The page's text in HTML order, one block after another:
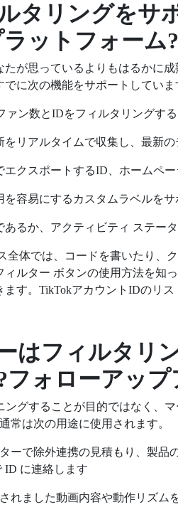
タリングをサ
ットフォーム?
たが思っているよりもはるかに
に次の機能をサポートしていま
ァン数とIDをフィルタリングす
リアルタイムで収集し、最新
エクスポートするID、ホームペ
容易にするカスタムラベルをサ
あるか、アクティビティ ステー
全体では、コードを書いたり、
ルター ボタンの使用方法を知
す。 TikTokアカウントIDのリス
はフィルタリ
フォローアッ
ングすることが目的ではなく、
常は次の用途に使用されます。
ーで除外連携の見積もり、製品
ID に連絡します
れました動画内容や動作リズム